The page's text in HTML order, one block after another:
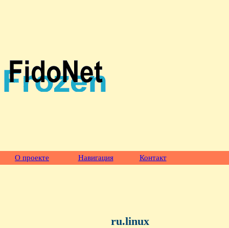
О проекте Навигация Контакт
ru.linux